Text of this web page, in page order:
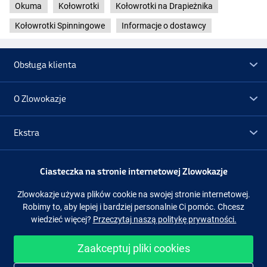
- Waga: 235 g
- Przełożenie: 5.3:1
- Łożyska kulkowe: 4+1
- Pojemność szpuli: 0.25 mm/200 m
Okuma Avenger B 4000B
- Waga: 278 g
- Przełożenie: 5.2:1
- Łożyska kulkowe: 4+1
- Pojemność szpuli: 0.30 mm/185 m
Okuma Avenger B 5000B
- Waga: 280 g
- Przełożenie: 5.2:1
- Siła hamulca: 9 kg
- Pojemność szpuli: 0.35 mm/170 m
Okuma Kołowrotki Kołowrotki na Drapieżnika
Kołowrotki Spinningowe Informacje o dostawcy
Obsługa klienta
O Zlowokazje
Ekstra
Promocje
Obserwuj nas Facebook Instagram
Ciasteczka na stronie internetowej Zlowokazje
Zlowokazje używa plików cookie na swojej stronie internetowej.
Robimy to, aby lepiej i bardziej personalnie Ci pomóc. Chcesz
wiedzieć więcej? Przeczytaj naszą politykę prywatności.
Zaakceptuj pliki cookies